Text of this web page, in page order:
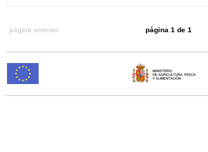
página anterior página 1 de 1